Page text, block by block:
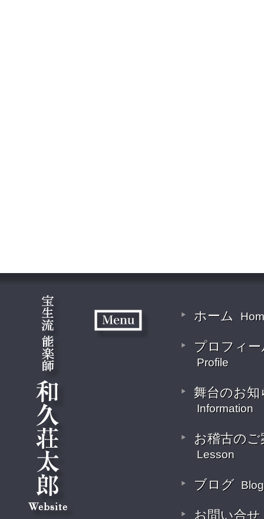
ホーム
プロフィー
Profile
舞台のお知
Information
お稽古のご
Lesson
ブログ Blog
お問い合せ